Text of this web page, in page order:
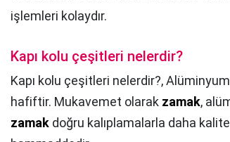
işlemleri kolaydır.
Kapı kolu çeşitleri nelerdir?
Kapı kolu çeşitleri nelerdir?,
hafiftir. Mukavemet olarak zamak,
zamak doğru kalıplamalarla daha